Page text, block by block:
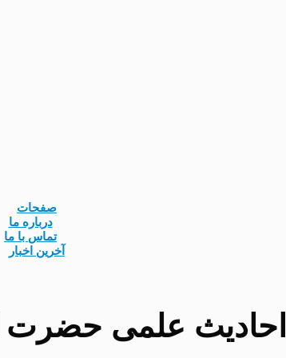
صفحات
درباره ما
تماس با ما
آخرین اخبار
احادیث علمی حضرت